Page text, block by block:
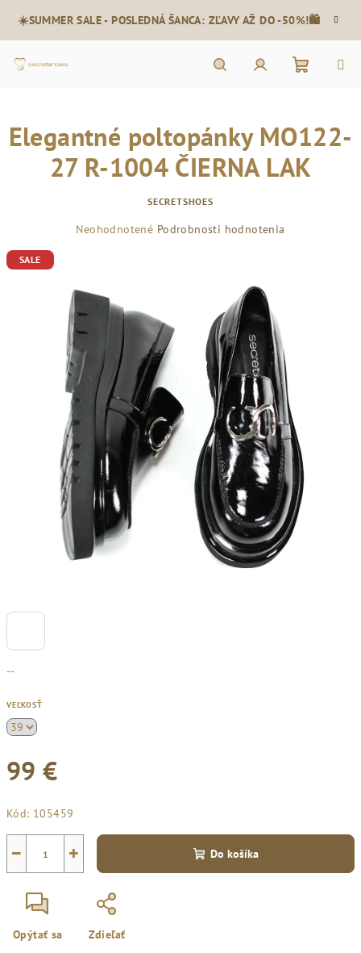
obsah
☀️SUMMER SALE - POSLEDNÁ ŠANCA: ZĽAVY AŽ DO -50%!🛍️
košík
--
VEĽKOSŤ
99 €
cena:
Kód: 105459
+
− Do košíka
Opýtať sa Zdieľať
Elegantné poltopánky MO122-
27 R-1004 ČIERNA LAK
SECRETSHOES
Priemerné
0,0
z
hviezdičiek.
Neohodnotené Podrobnosti hodnotenia
SALE